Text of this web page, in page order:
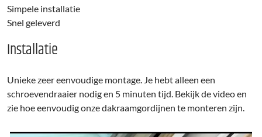
Simpele installatie
Snel geleverd
Installatie
Unieke zeer eenvoudige montage. Je hebt alleen een
schroevendraaier nodig en 5 minuten tijd. Bekijk de video en
zie hoe eenvoudig onze dakraamgordijnen te monteren zijn.